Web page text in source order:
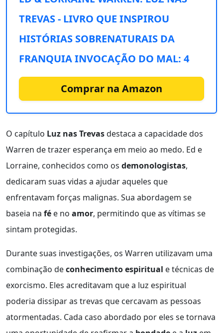
TREVAS - LIVRO QUE INSPIROU
HISTÓRIAS SOBRENATURAIS DA
FRANQUIA INVOCAÇÃO DO MAL: 4
Comprar na Amazon
O capítulo Luz nas Trevasdestaca a capacidade dos
Warren de trazer esperança em meio ao medo. Ed e
Lorraine, conhecidos como os demonologistas,
dedicaram suas vidas a ajudar aqueles que
enfrentavam forças malignas. Sua abordagem se
baseia na fé e no amor, permitindo que as vítimas se
sintam protegidas.
Durante suas investigações, os Warren utilizavam uma
combinação deconhecimento espiritual e técnicas de
exorcismo. Eles acreditavam que a luz espiritual
poderia dissipar as trevas que cercavam as pessoas
atormentadas. Cada caso abordado por eles se tornava